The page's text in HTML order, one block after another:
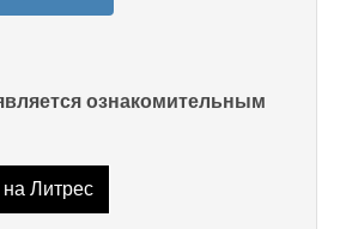
ознакомительным
Литрес